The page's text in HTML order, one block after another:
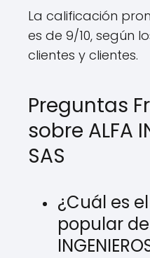
La calificación
es de 9/10, según
clientes y clientes.
Preguntas
sobre ALFA
SAS
¿Cuál es
popular de